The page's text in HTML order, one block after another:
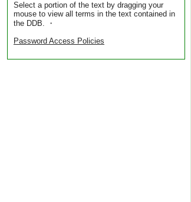
Select a portion of the text by dragging your
mouse to view all terms in the text contained in
the DDB. ・
Password Access Policies